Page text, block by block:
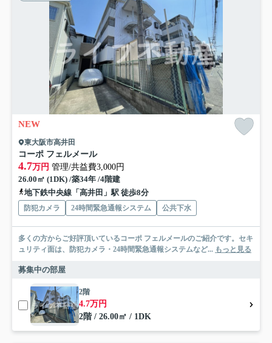
NEW
東大阪市高井田
コーポ フェルメール
4.7万円 管理/共益費3,000円
26.00㎡ (1DK) /築34年 /4階建
地下鉄中央線「高井田」駅 徒歩8分
防犯カメラ 24時間緊急通報システム 公共下水
多くの方からご好評頂いているコーポ フェルメールのご紹介です。セキ
ュリティ面は、防犯カメラ・24時間緊急通報システムなど... もっと見る
募集中の部屋
2階
4.7万円
2階 / 26.00㎡ / 1DK